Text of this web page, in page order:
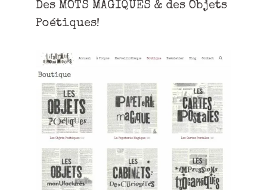
Des MOTS MAGIQUES & des Objets
Poétiques!